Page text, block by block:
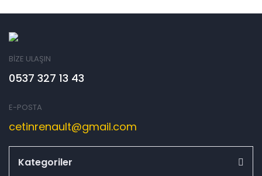
BİZE ULAŞIN
0537 327 13 43
E-POSTA
cetinrenault@gmail.com
Kategoriler